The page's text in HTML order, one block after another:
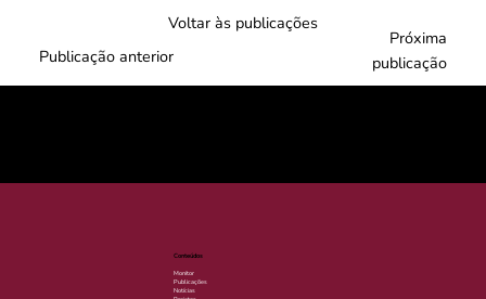
Voltar às publicações
Publicação anterior
Próxima
publicação
Conteúdos
Monitor
Publicações
Notícias